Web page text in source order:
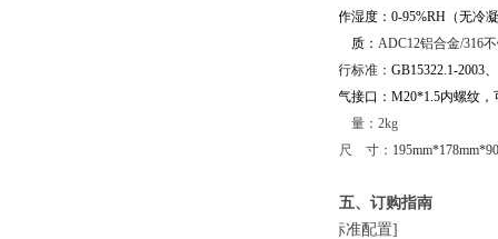
工作湿度： 0-95%RH（无冷
材 质： ADC12铝合金/316
执行标准： GB15322.1-2003、
电气接口： M20*1.5内螺纹，
重 量：2kg
尺 寸：
五、订购指南
标准配置]